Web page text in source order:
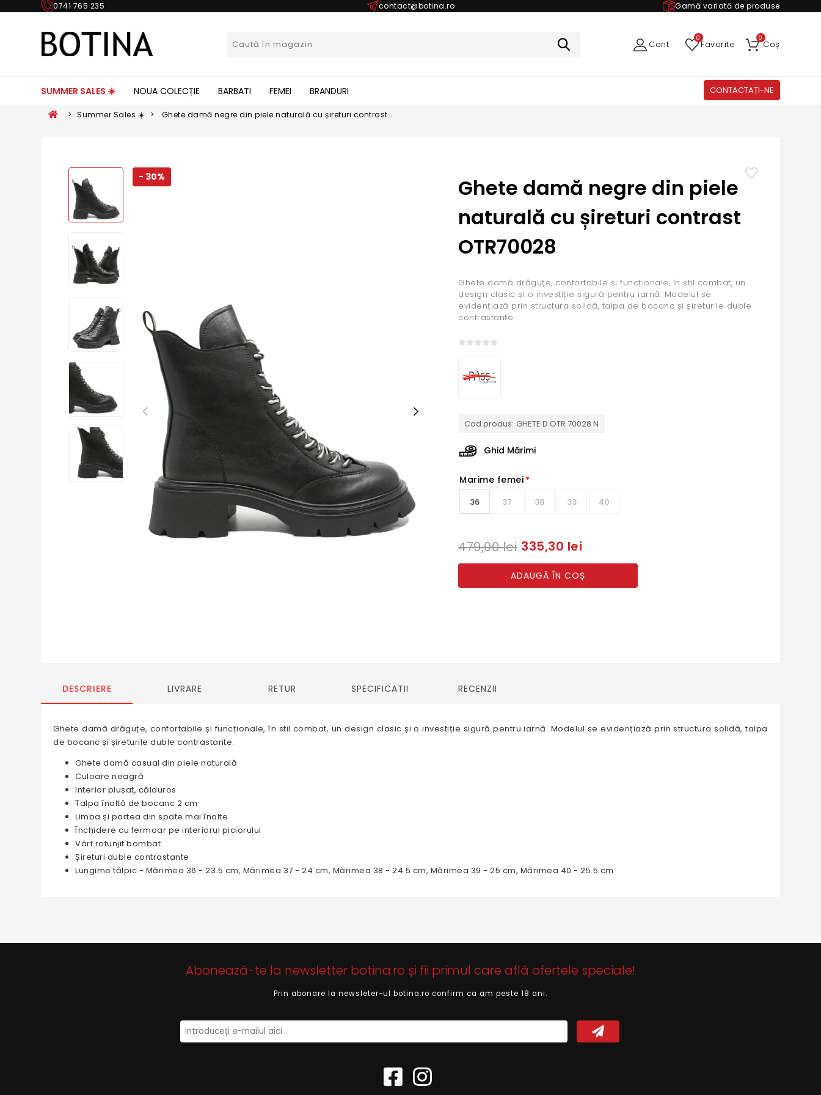
0741 765 235 contact@botina.ro Gamă variată de produse
Cont Favorite
0
Coș
0
SUMMER SALES ☀️ NOUA COLECȚIE BARBATI FEMEI BRANDURI CONTACTAȚI-NE
> Summer Sales ☀️ >
Ghete damă negre din piele naturală cu șireturi contrast
- 30%
Ghete damă negre din piele
naturală cu șireturi contrast
OTR70028
Ghete damă drăguțe, confortabile și funcționale, în stil combat, un
design clasic și o investiție sigură pentru iarnă. Modelul se
evidențiază prin structura solidă, talpa de bocanc și șireturile duble
contrastante.
Cod produs: GHETE D OTR 70028 N
Ghid Mărimi
Marime femei *
36 37 38 39 40
479,00 lei 335,30 lei
ADAUGĂ ÎN COȘ
DESCRIERE LIVRARE RETUR SPECIFICATII RECENZII
Ghete damă drăguțe, confortabile și funcționale, în stil combat, un design clasic și o investiție sigură pentru iarnă. Modelul se evidențiază prin structura solidă, talpa
de bocanc și șireturile duble contrastante.
Ghete damă casual din piele naturală
Culoare neagră
Interior plușat, călduros
Talpa înaltă de bocanc 2 cm
Limba și partea din spate mai înalte
Închidere cu fermoar pe interiorul piciorului
Vârf rotunjit bombat
Șireturi duble contrastante
Lungime tălpic - Mărimea 36 - 23.5 cm, Mărimea 37 - 24 cm, Mărimea 38 - 24.5 cm, Mărimea 39 - 25 cm, Mărimea 40 - 25.5 cm
Abonează-te la newsletter botina.ro și fii primul care află ofertele speciale!
Prin abonare la newsleter-ul botina.ro confirm ca am peste 18 ani.